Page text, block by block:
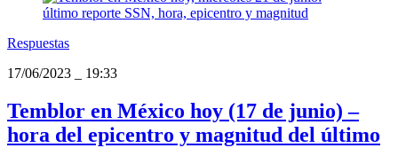
Respuestas
17/06/2023
19:33
Temblor en México hoy (17 de junio) –
hora del epicentro y magnitud del último